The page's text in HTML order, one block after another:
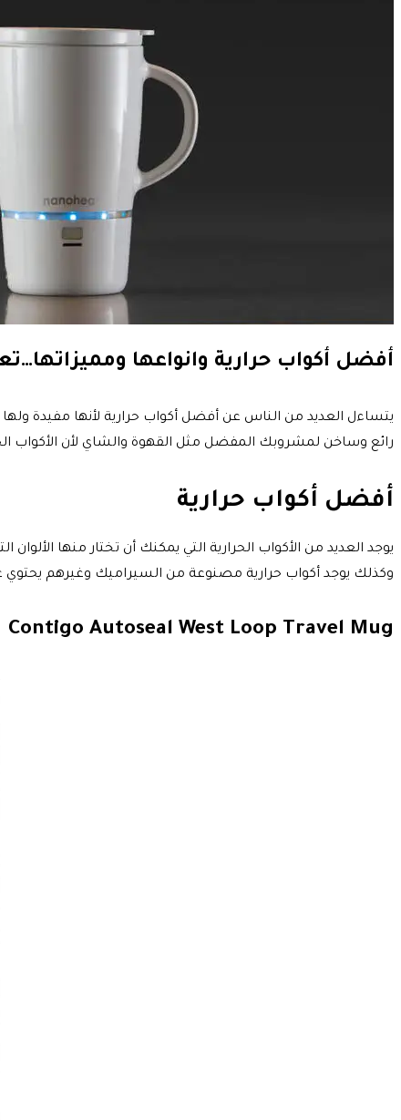
أفضل أكواب حرارية وانواعها
يتساءل العديد من الناس عن أفضل أكواب حرارية لأنها مفيدة
رائع وساخن لمشروبك المفضل مثل القهوة والشاي لأن الأكواب
أفضل أكواب حرارية
يوجد العديد من الأكواب الحرارية التي يمكنك أن تختار منها
وكذلك يوجد أكواب حرارية مصنوعة من السيراميك وغيرهم
Contigo Autoseal West Loop Travel Mug